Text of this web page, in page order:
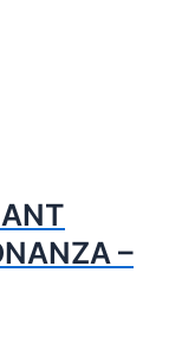
–